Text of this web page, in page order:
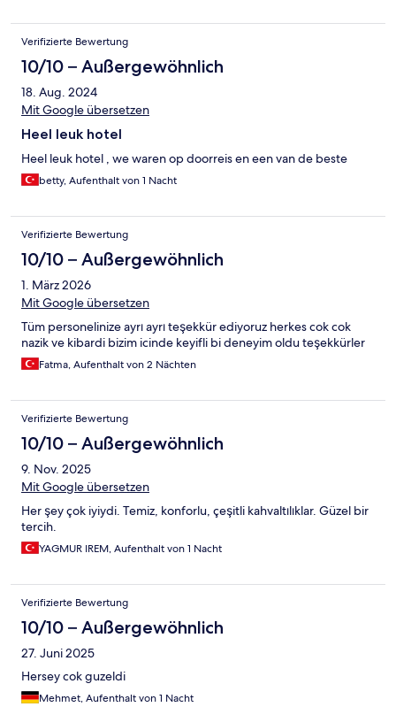
Verifizierte Bewertung
10/10 – Außergewöhnlich
18. Aug. 2024
Mit Google übersetzen
Heel leuk hotel
Heel leuk hotel , we waren op doorreis en een van de beste
betty, Aufenthalt von 1 Nacht
Verifizierte Bewertung
10/10 – Außergewöhnlich
1. März 2026
Mit Google übersetzen
Tüm personelinize ayrı ayrı teşekkür ediyoruz herkes cok cok
nazik ve kibardi bizim icinde keyifli bi deneyim oldu teşekkürler
Fatma, Aufenthalt von 2 Nächten
Verifizierte Bewertung
10/10 – Außergewöhnlich
9. Nov. 2025
Mit Google übersetzen
Her şey çok iyiydi. Temiz, konforlu, çeşitli kahvaltılıklar. Güzel bir
tercih.
YAGMUR IREM, Aufenthalt von 1 Nacht
Verifizierte Bewertung
10/10 – Außergewöhnlich
27. Juni 2025
Hersey cok guzeldi
Mehmet, Aufenthalt von 1 Nacht